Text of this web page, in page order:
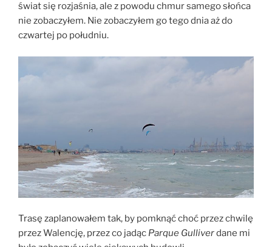
świat się rozjaśnia, ale z powodu chmur samego słońca
nie zobaczyłem. Nie zobaczyłem go tego dnia aż do
czwartej po południu.
Trasę zaplanowałem tak, by pomknąć choć przez chwilę
przez Walencję, przez co jadąc Parque Gulliverdane mi